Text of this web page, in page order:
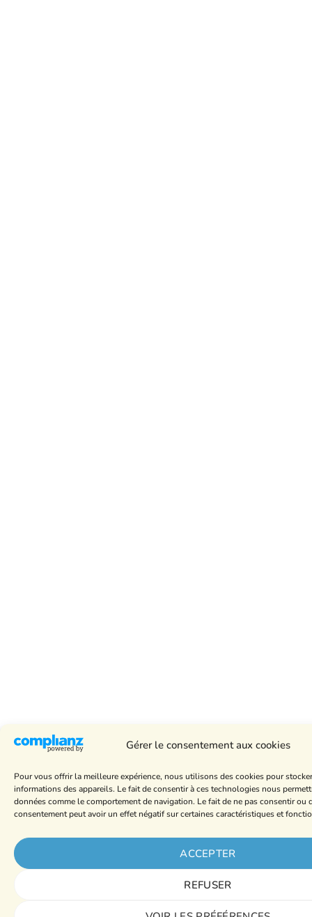
Gérer le consentement aux cookies
Pour vous offrir la meilleure expérience, nous utilisons des cookies pour
informations des appareils. Le fait de consentir à ces technologies nous
données comme le comportement de navigation. Le fait de ne pas consentir ou
consentement peut avoir un effet négatif sur certaines caractéristiques et
ACCEPTER
REFUSER